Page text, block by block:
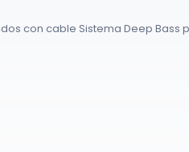
con cable Sistema Deep Bass